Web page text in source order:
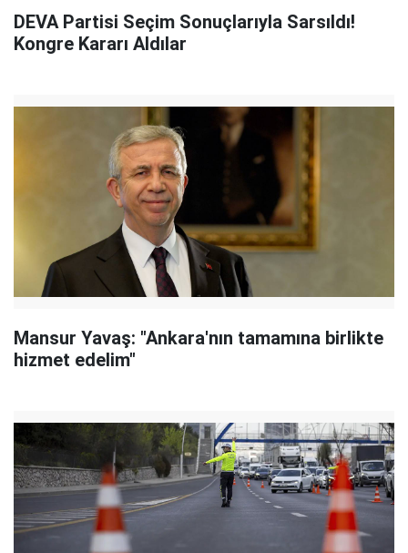
DEVA Partisi Seçim Sonuçlarıyla Sarsıldı!
Kongre Kararı Aldılar
Mansur Yavaş: "Ankara'nın tamamına birlikte
hizmet edelim"